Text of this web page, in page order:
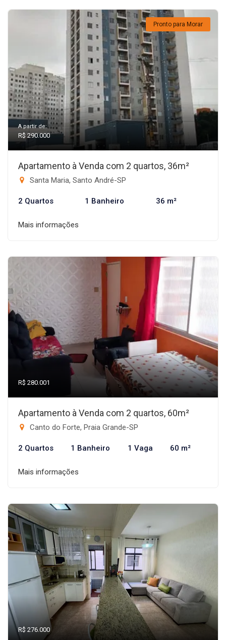
Pronto para Morar
A partir de:
R$ 290.000
Apartamento à Venda com 2 quartos, 36m²
Santa Maria, Santo André-SP
2 Quartos 1 Banheiro 36 m²
Mais informações
R$ 280.001
Apartamento à Venda com 2 quartos, 60m²
Canto do Forte, Praia Grande-SP
2 Quartos 1 Banheiro 1 Vaga 60 m²
Mais informações
R$ 276.000